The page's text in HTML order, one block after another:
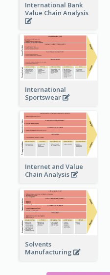
International Bank
Value Chain Analysis
International
Sportswear
Internet and Value
Chain Analysis
Solvents
Manufacturing